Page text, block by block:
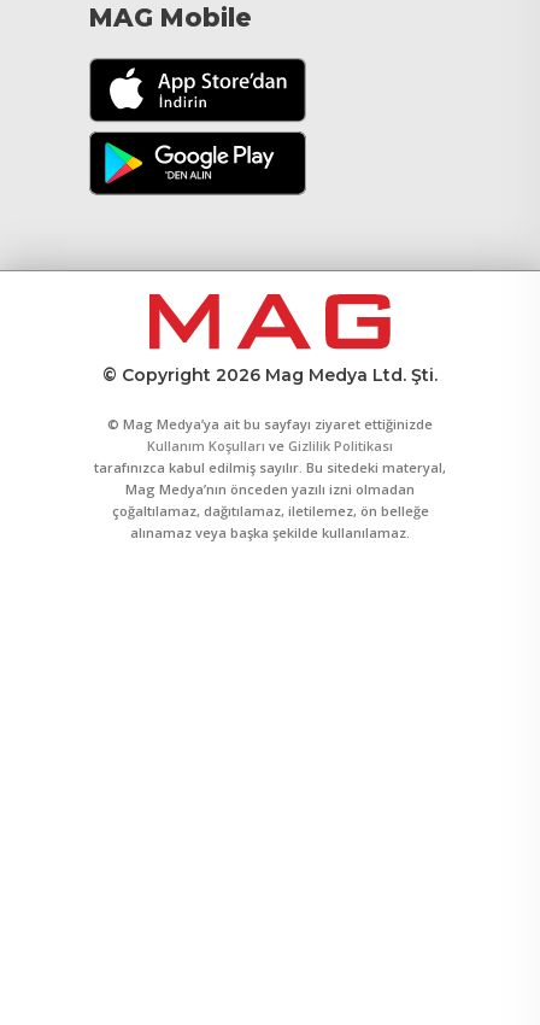
MAG Mobile
© Copyright 2026 Mag Medya Ltd. Şti.
© Mag Medya’ya ait bu sayfayı ziyaret ettiğinizde
Kullanım Koşulları ve Gizlilik Politikası
tarafınızca kabul edilmiş sayılır. Bu sitedeki materyal,
Mag Medya’nın önceden yazılı izni olmadan
çoğaltılamaz, dağıtılamaz, iletilemez, ön belleğe
alınamaz veya başka şekilde kullanılamaz.